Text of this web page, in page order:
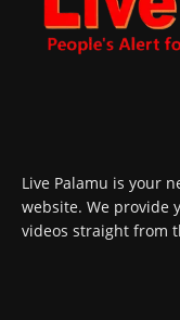
Live Palamu is your
website. We provide
videos straight from